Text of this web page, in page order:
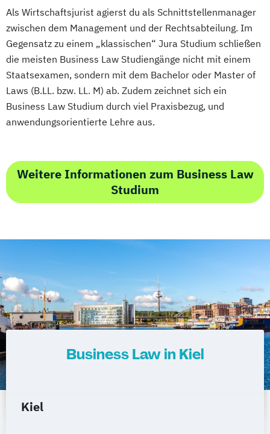
Als Wirtschaftsjurist agierst du als Schnittstellenmanager
zwischen dem Management und der Rechtsabteilung. Im
Gegensatz zu einem „klassischen“ Jura Studium schließen
die meisten Business Law Studiengänge nicht mit einem
Staatsexamen, sondern mit dem Bachelor oder Master of
Laws (B.LL. bzw. LL. M) ab. Zudem zeichnet sich ein
Business Law Studium durch viel Praxisbezug, und
anwendungsorientierte Lehre aus.
Weitere Informationen zum Business Law
Studium
Business Law in Kiel
Kiel